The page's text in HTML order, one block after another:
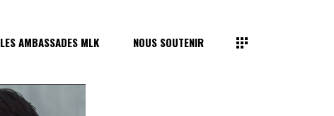
LES AMBASSADES MLK NOUS SOUTENIR